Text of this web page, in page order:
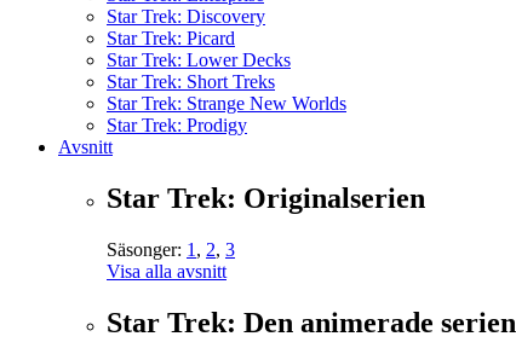
Star Trek: Discovery
Star Trek: Picard
Star Trek: Lower Decks
Star Trek: Short Treks
Star Trek: Strange New Worlds
Star Trek: Prodigy
Avsnitt
Star Trek: Originalserien
Säsonger: 1 , 2, 3
Visa alla avsnitt
Star Trek: Den animerade serien